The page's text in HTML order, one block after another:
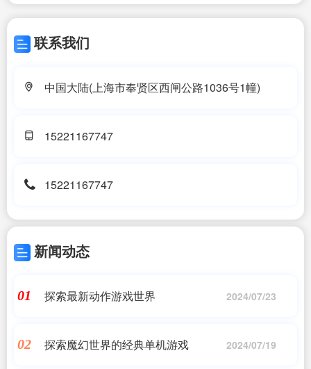
联系我们
中国大陆(上海市奉贤区西闸公路1036号1幢)
15221167747
15221167747
新闻动态
01 探索最新动作游戏世界 2024/07/23
02 探索魔幻世界的经典单机游戏 2024/07/19